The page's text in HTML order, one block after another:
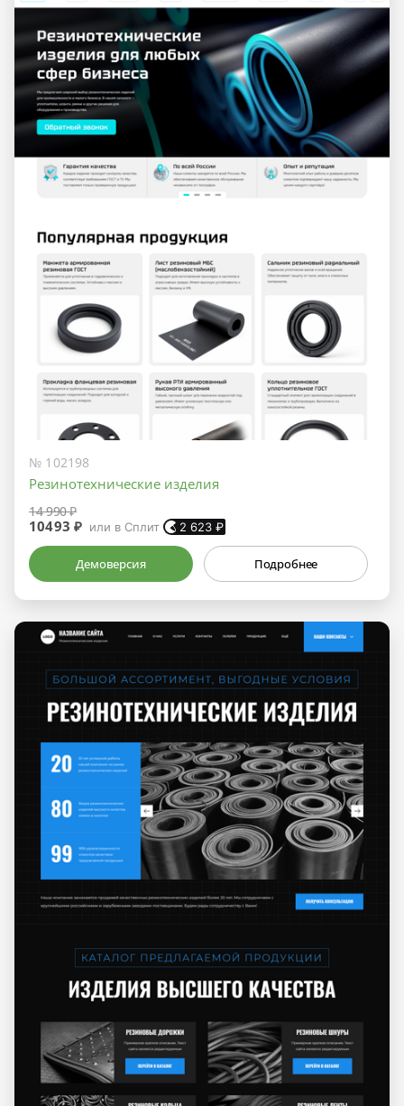
№ 102198
Резинотехнические изделия
14 990 ₽
10493 ₽ или в Сплит 2 623 ₽
Демоверсия Подробнее